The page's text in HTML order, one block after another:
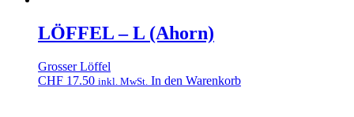
LÖFFEL – L (Ahorn)
Grosser Löffel
CHF 17.50 inkl. MwSt. In den Warenkorb